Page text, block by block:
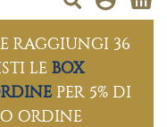
RAGGIUNGI 36
LE BOX
PER 5% DI
ORDINE